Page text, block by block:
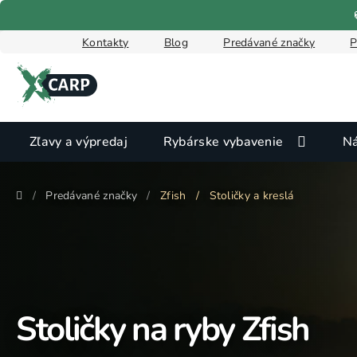
Prejsť
Kontakty Blog Predávané značky
Zľavy a výpredaj Rybárske vybavenie
Domov
/ Predávané značky / Zfish / Stoličky a kreslá
Stoličky na ryby Zfish